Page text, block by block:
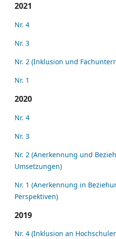
2021
Nr. 4
Nr. 3
Nr. 2 (Inklusion und
Nr. 1
2020
Nr. 4
Nr. 3
Nr. 2 (Anerkennung und
Umsetzungen)
Nr. 1 (Anerkennung in
Perspektiven)
2019
Nr. 4 (Inklusion an